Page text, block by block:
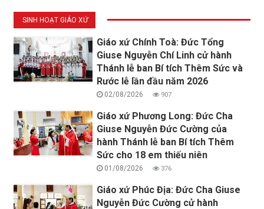
SINH HOẠT GIÁO XỨ
Giáo xứ Chính Toà: Đức Tổng
Giuse Nguyễn Chí Linh cử hành
Thánh lễ ban Bí tích Thêm Sức và
Rước lễ lần đầu năm 2026
02/08/2026 907
Giáo xứ Phương Long: Đức Cha
Giuse Nguyễn Đức Cường của
hành Thánh lễ ban Bí tích Thêm
Sức cho 18 em thiếu niên
01/08/2026 376
Giáo xứ Phúc Địa: Đức Cha Giuse
Nguyễn Đức Cường cử hành